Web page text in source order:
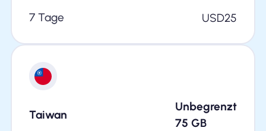
7 Tage
USD25
Taiwan
Unbegrenzt
75 GB